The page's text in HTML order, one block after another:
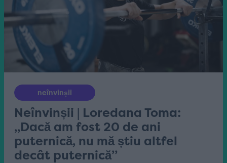
neînvinșii
Neînvinșii | Loredana Toma:
„Dacă am fost 20 de ani
puternică, nu mă știu altfel
decât puternică”